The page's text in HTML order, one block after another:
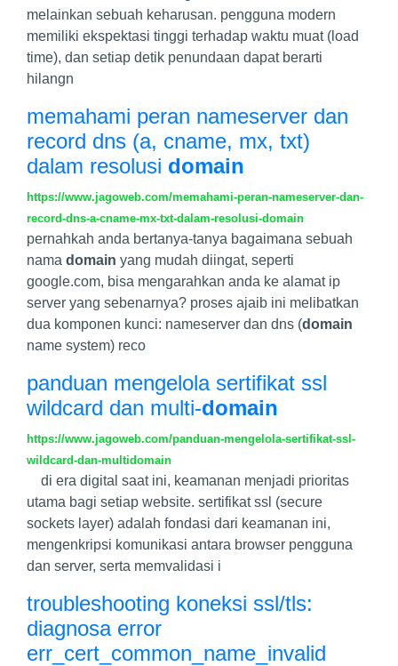
melainkan sebuah keharusan. pengguna modern
memiliki ekspektasi tinggi terhadap waktu muat (load
time), dan setiap detik penundaan dapat berarti
hilangn
memahami peran nameserver dan
record dns (a, cname, mx, txt)
dalam resolusi domain
https://www.jagoweb.com/memahami-peran-nameserver-dan-
record-dns-a-cname-mx-txt-dalam-resolusi-domain
pernahkah anda bertanya-tanya bagaimana sebuah
nama domain yang mudah diingat, seperti
google.com, bisa mengarahkan anda ke alamat ip
server yang sebenarnya? proses ajaib ini melibatkan
dua komponen kunci: nameserver dan dns (domain
name system) reco
panduan mengelola sertifikat ssl
wildcard dan multi-domain
https://www.jagoweb.com/panduan-mengelola-sertifikat-ssl-
wildcard-dan-multidomain
di era digital saat ini, keamanan menjadi prioritas
utama bagi setiap website. sertifikat ssl (secure
sockets layer) adalah fondasi dari keamanan ini,
mengenkripsi komunikasi antara browser pengguna
dan server, serta memvalidasi i
troubleshooting koneksi ssl/tls:
diagnosa error
err_cert_common_name_invalid